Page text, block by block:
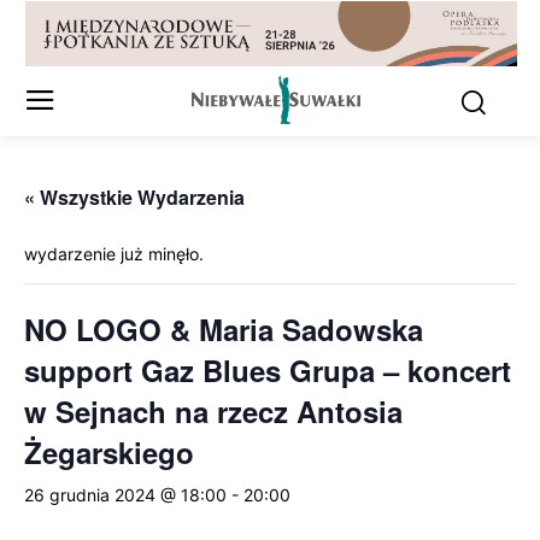
« Wszystkie Wydarzenia
wydarzenie już minęło.
NO LOGO & Maria Sadowska
support Gaz Blues Grupa – koncert
w Sejnach na rzecz Antosia
Żegarskiego
26 grudnia 2024 @ 18:00 - 20:00